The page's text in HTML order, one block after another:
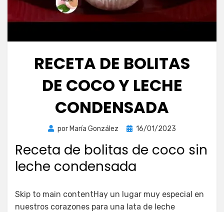
RECETA DE BOLITAS
DE COCO Y LECHE
CONDENSADA
por María González
Publicada
16/01/2023
Receta de bolitas de coco sin
leche condensada
Skip to main contentHay un lugar muy especial en
nuestros corazones para una lata de leche